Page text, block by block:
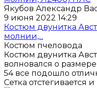
Якубов Александр
9 июня 2022 14:29
Костюм двунитка
молнии,...
Костюм пчеловода
Костюм двунитка
волновался о
54 все подошло
Сетка отстегивается